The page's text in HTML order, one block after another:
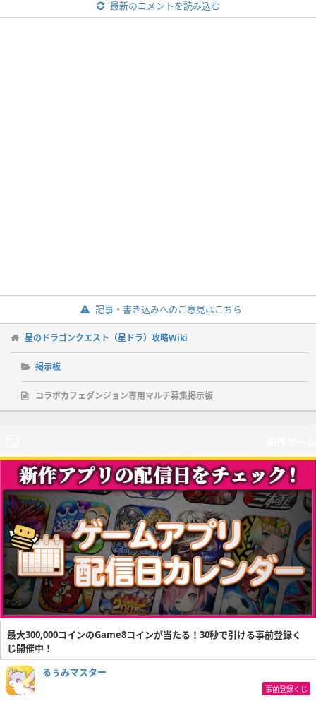
最新のコメントを読み込む
記事・書き込みへのご意見はこちら
星のドラゴンクエスト（星ドラ）攻略Wiki
掲示板
コラボカフェダンジョン専用マルチ募集掲示板
最大300,000コインのGame8コインが当たる！30秒で引ける事前登録く
じ開催中！
るぅみマスター
事前登録くじ